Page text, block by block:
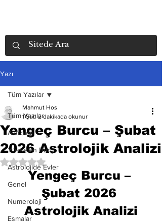
Yazı
Tüm Yazılar
Astroloji
Yükselen Burç
Astrolojide Evler
Genel
Numeroloji
Esmalar
Tüm Yazılar
Yengeç Burcu – Şubat
2026 Astrolojik Analizi
Mahmut Hos
1 Şub 2 dakikada okunur
5 üzerinden NaN yıldız
Yengeç Burcu –
Şubat 2026
Astrolojik Analizi